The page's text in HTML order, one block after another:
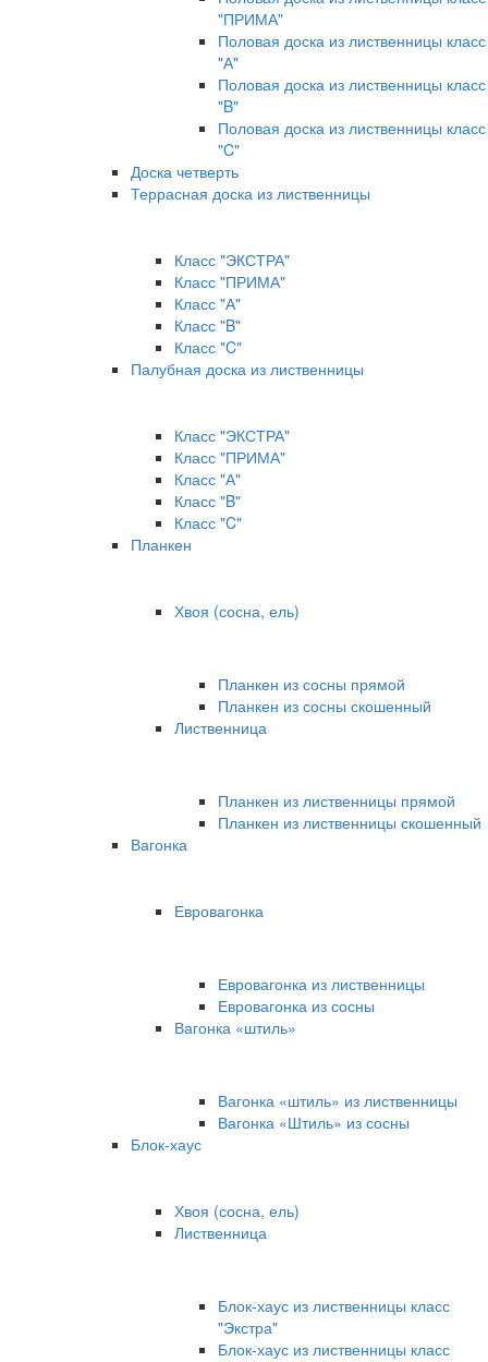
"ПРИМА"
Половая доска из лиственницы класс
"А"
Половая доска из лиственницы класс
"B"
Половая доска из лиственницы класс
"C"
Доска четверть
Террасная доска из лиственницы
Класс "ЭКСТРА"
Класс "ПРИМА"
Класс "А"
Класс "B"
Класс "C"
Палубная доска из лиственницы
Класс "ЭКСТРА"
Класс "ПРИМА"
Класс "А"
Класс "B"
Класс "C"
Планкен
Хвоя (сосна, ель)
Планкен из сосны прямой
Планкен из сосны скошенный
Лиственница
Планкен из лиственницы прямой
Планкен из лиственницы скошенный
Вагонка
Евровагонка
Евровагонка из лиственницы
Евровагонка из сосны
Вагонка «штиль»
Вагонка «штиль» из лиственницы
Вагонка «Штиль» из сосны
Блок-хаус
Хвоя (сосна, ель)
Лиственница
Блок-хаус из лиственницы класс
"Экстра"
Блок-хаус из лиственницы класс